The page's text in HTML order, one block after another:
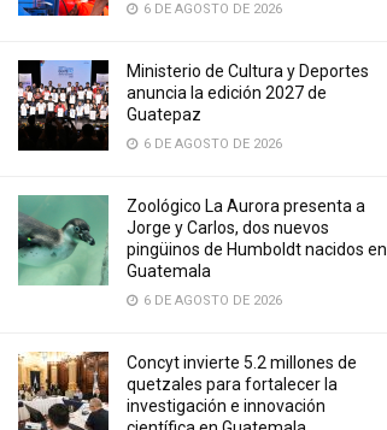
6 DE AGOSTO DE 2026
Ministerio de Cultura y Deportes
anuncia la edición 2027 de
Guatepaz
6 DE AGOSTO DE 2026
Zoológico La Aurora presenta a
Jorge y Carlos, dos nuevos
pingüinos de Humboldt nacidos en
Guatemala
6 DE AGOSTO DE 2026
Concyt invierte 5.2 millones de
quetzales para fortalecer la
investigación e innovación